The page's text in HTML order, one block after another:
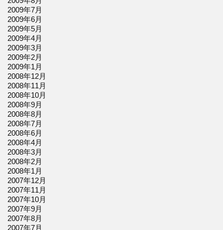
2009年7月
2009年6月
2009年5月
2009年4月
2009年3月
2009年2月
2009年1月
2008年12月
2008年11月
2008年10月
2008年9月
2008年8月
2008年7月
2008年6月
2008年4月
2008年3月
2008年2月
2008年1月
2007年12月
2007年11月
2007年10月
2007年9月
2007年8月
2007年7月